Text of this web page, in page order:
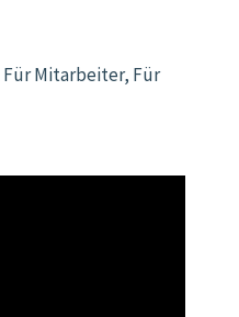
Für Mitarbeiter, Für